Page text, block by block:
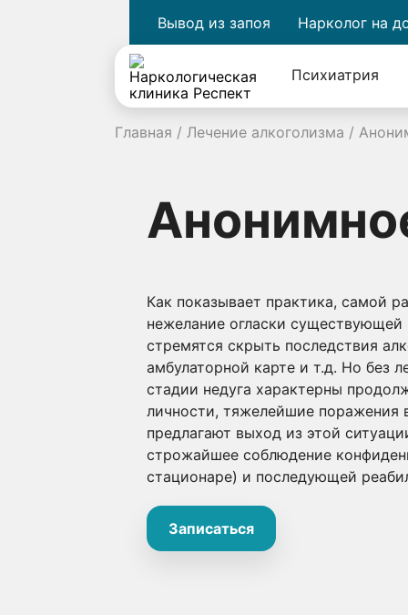
Вывод из запоя Нарколог на
Психиатрия
Главная / Лечение алкоголизма /
Как показывает практика, самой
нежелание огласки
стремятся скрыть последствия
амбулаторной карте и т.д. Но без
стадии недуга характерны
личности, тяжелейшие поражения
предлагают выход из этой
строжайшее соблюдение
стационаре) и последующей
Записаться